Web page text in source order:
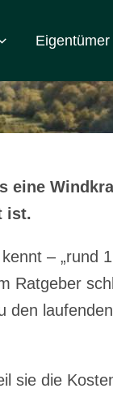
Eigentümer
eine
ist.
– „rund
Ratgeber
sie die